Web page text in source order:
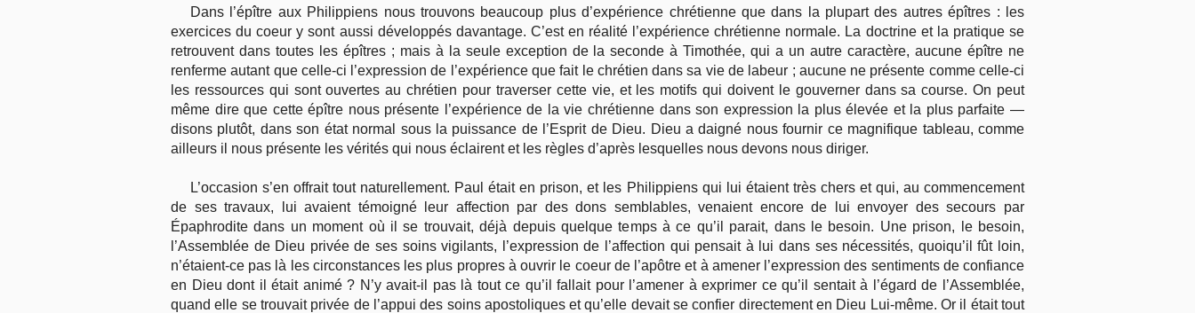
Vie pratique
Mariage, famille
Sujets de A à Z
Dans l’épître aux Philippiens nous trouvons beaucoup plus d’expérience chrétienne que dans la plupart des autres épîtres : les
exercices du coeur y sont aussi développés davantage. C’est en réalité l’expérience chrétienne normale. La doctrine et la pratique se
retrouvent dans toutes les épîtres ; mais à la seule exception de la seconde à Timothée, qui a un autre caractère, aucune épître ne
renferme autant que celle-ci l’expression de l’expérience que fait le chrétien dans sa vie de labeur ; aucune ne présente comme celle-ci
les ressources qui sont ouvertes au chrétien pour traverser cette vie, et les motifs qui doivent le gouverner dans sa course. On peut
même dire que cette épître nous présente l’expérience de la vie chrétienne dans son expression la plus élevée et la plus parfaite —
disons plutôt, dans son état normal sous la puissance de l’Esprit de Dieu. Dieu a daigné nous fournir ce magnifique tableau, comme
ailleurs il nous présente les vérités qui nous éclairent et les règles d’après lesquelles nous devons nous diriger.
L’occasion s’en offrait tout naturellement. Paul était en prison, et les Philippiens qui lui étaient très chers et qui, au commencement
de ses travaux, lui avaient témoigné leur affection par des dons semblables, venaient encore de lui envoyer des secours par
Épaphrodite dans un moment où il se trouvait, déjà depuis quelque temps à ce qu’il parait, dans le besoin. Une prison, le besoin,
l’Assemblée de Dieu privée de ses soins vigilants, l’expression de l’affection qui pensait à lui dans ses nécessités, quoiqu’il fût loin,
n’étaient-ce pas là les circonstances les plus propres à ouvrir le coeur de l’apôtre et à amener l’expression des sentiments de confiance
en Dieu dont il était animé ? N’y avait-il pas là tout ce qu’il fallait pour l’amener à exprimer ce qu’il sentait à l’égard de l’Assemblée,
quand elle se trouvait privée de l’appui des soins apostoliques et qu’elle devait se confier directement en Dieu Lui-même. Or il était tout